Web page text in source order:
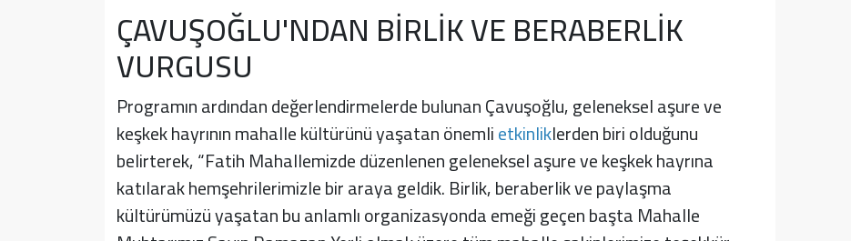
ÇAVUŞOĞLU'NDAN BİRLİK VE BERABERLİK
VURGUSU
Programın ardından değerlendirmelerde bulunan Çavuşoğlu, geleneksel aşure ve
keşkek hayrının mahalle kültürünü yaşatan önemlietkinliklerden biri olduğunu
belirterek, “Fatih Mahallemizde düzenlenen geleneksel aşure ve keşkek hayrına
katılarak hemşehrilerimizle bir araya geldik. Birlik, beraberlik ve paylaşma
kültürümüzü yaşatan bu anlamlı organizasyonda emeği geçen başta Mahalle